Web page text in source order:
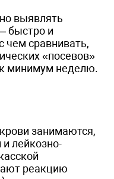
выявлять
быстро и
чем сравнивать,
«посевов»
минимум неделю.
занимаются,
и лейкозно-
реакцию